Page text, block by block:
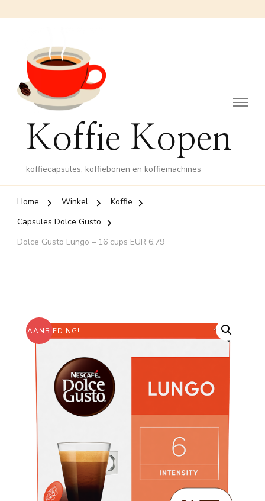
Koffie Kopen
koffiecapsules, koffiebonen en koffiemachines
Home Winkel
Koffie
Capsules Dolce Gusto
Dolce Gusto Lungo – 16 cups EUR 6.79
AANBIEDING!